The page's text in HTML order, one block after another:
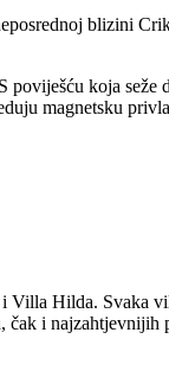
blizini
koja seže
magnetsku
Villa Hilda. Svaka
čak i najzahtjevnijih